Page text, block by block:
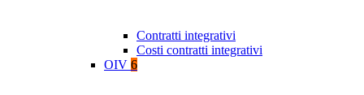
Contratti integrativi
Costi contratti integrativi
OIV 6